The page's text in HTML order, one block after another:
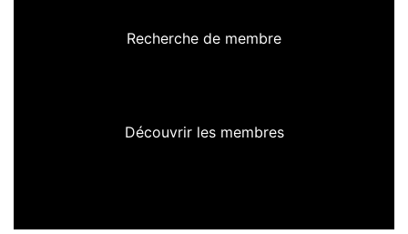
Recherche de membre
Découvrir les membres